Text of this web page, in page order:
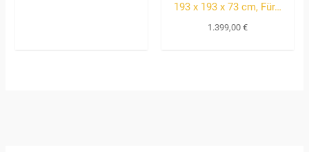
193 x 193 x 73 cm, Für…
1.399,00 €